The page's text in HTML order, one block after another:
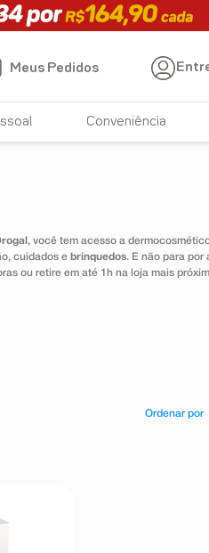
Meus Pedidos
Conveniência
, você tem acesso a
cuidados e brinquedos. E não para por
ou retire em até 1h na loja mais